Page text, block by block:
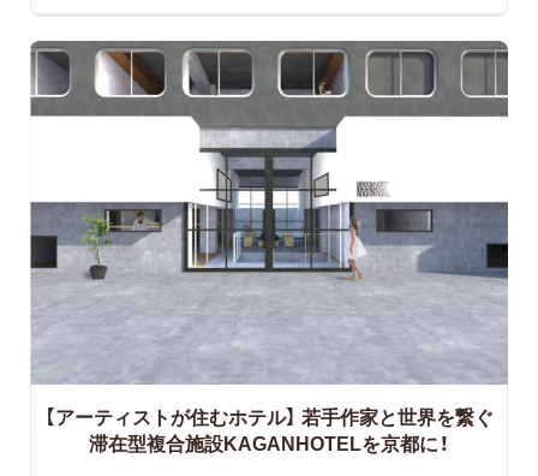
【アーティストが住むホテル】 若手作家と世界を繋ぐ
滞在型複合施設KAGANHOTELを京都に！